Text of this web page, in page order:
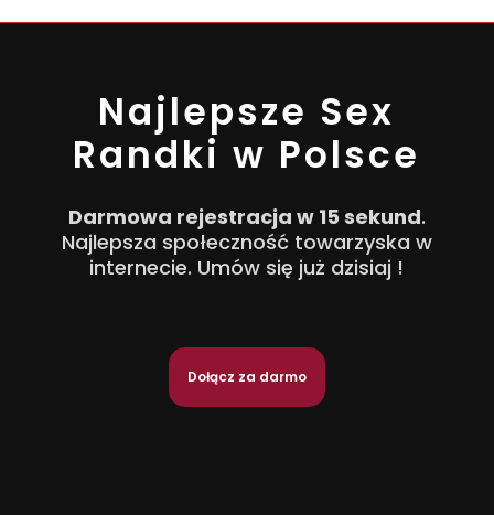
Najlepsze Sex
Randki w Polsce
Darmowa rejestracja w 15 sekund.
Najlepsza społeczność towarzyska w
internecie. Umów się już dzisiaj !
Dołącz za darmo